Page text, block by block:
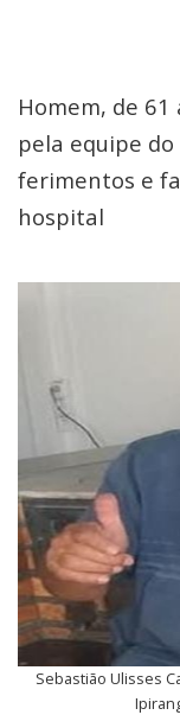
Homem, de
pela equipe
ferimentos e
hospital
Sebastião Ulisses